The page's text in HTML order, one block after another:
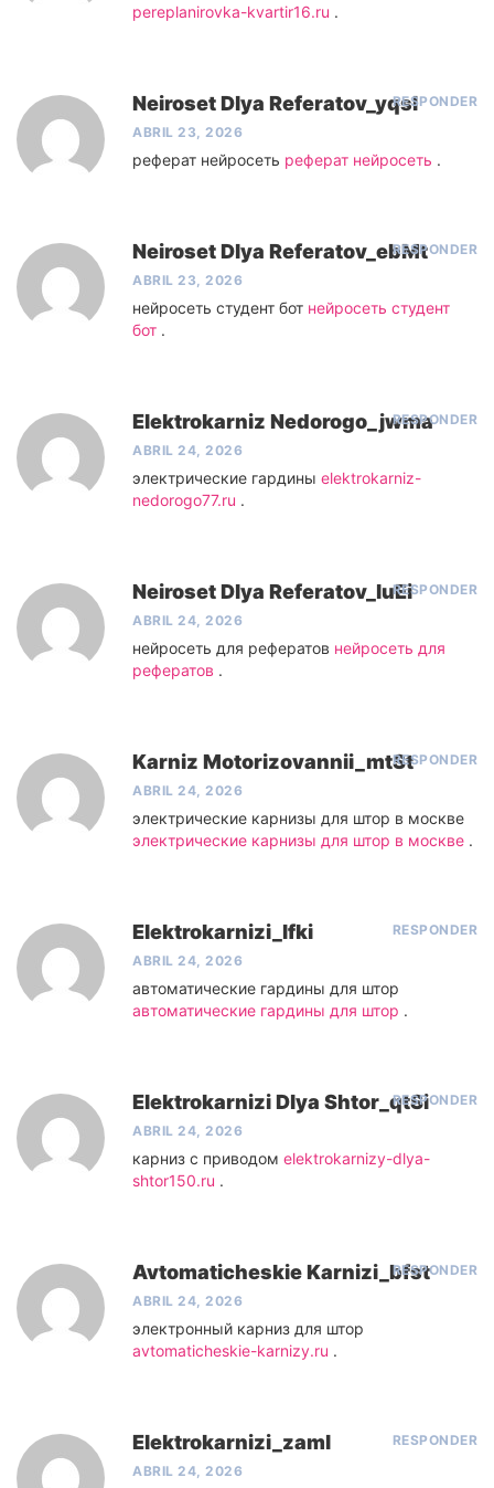
pereplanirovka-kvartir16.ru .
Neiroset Dlya Referatov_yqsl
ABRIL 23, 2026
RESPONDER
реферат нейросеть реферат нейросеть .
Neiroset Dlya Referatov_ebMt
ABRIL 23, 2026
RESPONDER
нейросеть студент бот нейросеть студент
бот .
Elektrokarniz Nedorogo_jwma
ABRIL 24, 2026
RESPONDER
электрические гардины elektrokarniz-
nedorogo77.ru .
Neiroset Dlya Referatov_luEi
ABRIL 24, 2026
RESPONDER
нейросеть для рефератов нейросеть для
рефератов .
Karniz Motorizovannii_mtSt
ABRIL 24, 2026
RESPONDER
электрические карнизы для штор в москве
электрические карнизы для штор в москве .
Elektrokarnizi_lfki
ABRIL 24, 2026
RESPONDER
автоматические гардины для штор
автоматические гардины для штор .
Elektrokarnizi Dlya Shtor_qtSi
ABRIL 24, 2026
RESPONDER
карниз с приводом elektrokarnizy-dlya-
shtor150.ru .
Avtomaticheskie Karnizi_bfst
ABRIL 24, 2026
RESPONDER
электронный карниз для штор
avtomaticheskie-karnizy.ru .
Elektrokarnizi_zaml
ABRIL 24, 2026
RESPONDER